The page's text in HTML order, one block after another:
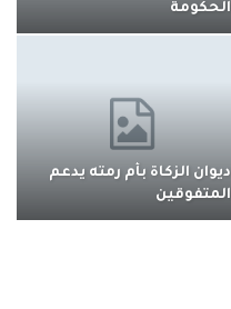
الحكومة
ديوان الزكاة بأم رمته يدعم
المتفوقين